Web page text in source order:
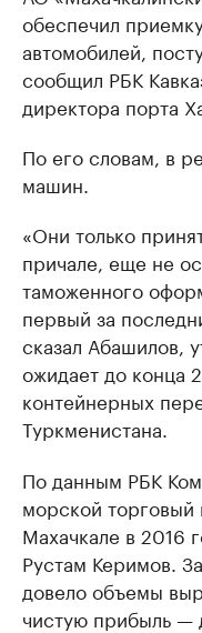
обеспечил
автомобилей,
сообщил РБК
директора порта
По его словам, в
машин.
«Они только
причале, еще не
таможенного
первый за
сказал Абашилов,
ожидает до конца
контейнерных
Туркменистана.
По данным РБК
морской торговый
Махачкале в 2016
Рустам Керимов.
довело объемы
чистую прибыль —